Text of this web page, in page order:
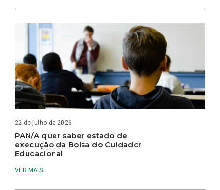
22 de julho de 2026
PAN/A quer saber estado de
execução da Bolsa do Cuidador
Educacional
VER MAIS